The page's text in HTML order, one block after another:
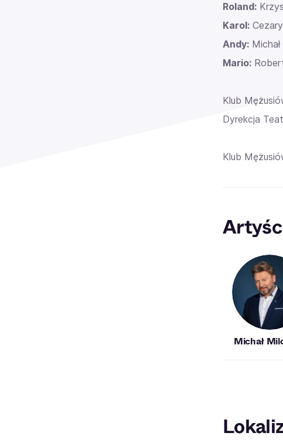
Roland:
Karol:
Andy:
Mario:
Klub
Dyrekcja
Klub
Michał